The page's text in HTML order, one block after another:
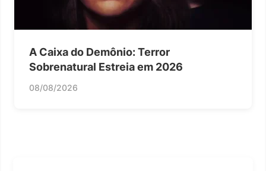
A Caixa do Demônio: Terror
Sobrenatural Estreia em 2026
08/08/2026